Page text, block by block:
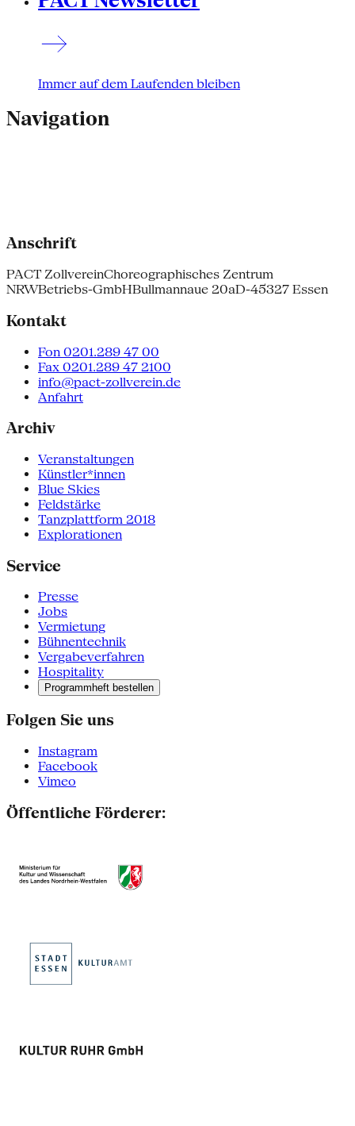
Immer auf dem Laufenden bleiben
Navigation
Anschrift
PACT ZollvereinChoreographisches Zentrum
NRWBetriebs-GmbHBullmannaue 20aD-45327 Essen
Kontakt
Fon 0201.289 47 00
Fax 0201.289 47 2100
info@pact-zollverein.de
Anfahrt
Archiv
Veranstaltungen
Künstler*innen
Blue Skies
Feldstärke
Tanzplattform 2018
Explorationen
Service
Presse
Jobs
Vermietung
Bühnentechnik
Vergabeverfahren
Hospitality
Programmheft bestellen
Folgen Sie uns
Instagram
Facebook
Vimeo
Öffentliche Förderer: